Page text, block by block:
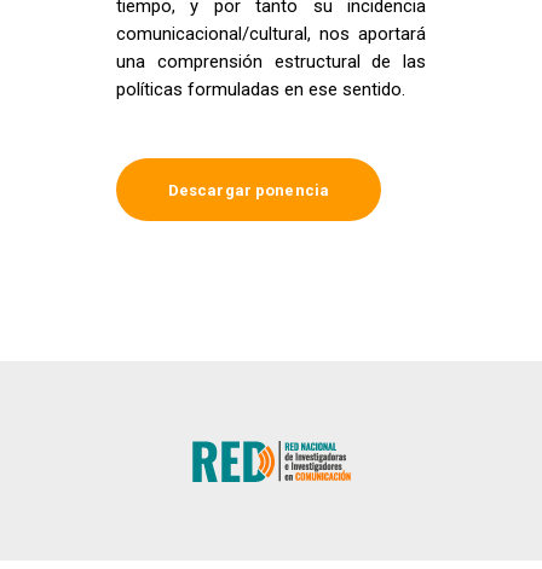
tiempo, y por tanto su incidencia
comunicacional/cultural, nos aportará
una comprensión estructural de las
políticas formuladas en ese sentido.
Descargar ponencia